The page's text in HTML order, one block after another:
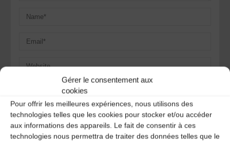
Gérer le consentement aux
cookies
Pour offrir les meilleures expériences, nous utilisons des
technologies telles que les cookies pour stocker et/ou accéder
aux informations des appareils. Le fait de consentir à ces
technologies nous permettra de traiter des données telles que le
Save my name, email, and site URL in my browser for next
Ce site utilise Akismet pour réduire les indésirables.En